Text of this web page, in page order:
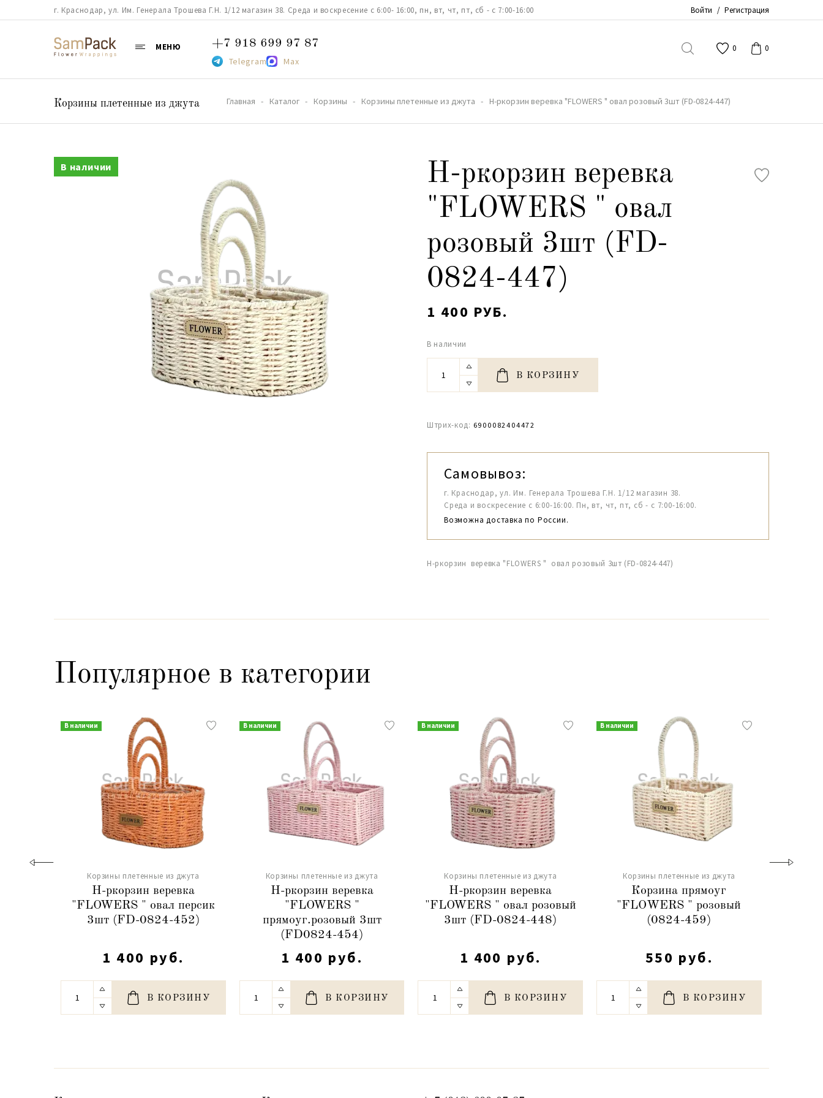
г. Краснодар, ул. Им. Генерала Трошева Г.Н. 1/12 магазин 38. Среда и воскресение с 6:00- 16:00, пн, вт, чт, пт, сб - с 7:00-16:00 Войти / Регистрация
МЕНЮ +7 918 699 97 87
Telegram Max
0 0
Корзины плетенные из джута Главная Каталог Корзины Корзины плетенные из джута Н-ркорзин веревка "FLOWERS " овал розовый 3шт (FD-0824-447)
В наличии
Н-ркорзин веревка
"FLOWERS " овал
розовый 3шт (FD-
0824-447)
1 400 РУБ.
В наличии
В КОРЗИНУ
Штрих-код: 6900082404472
Самовывоз:
г. Краснодар, ул. Им. Генерала Трошева Г.Н. 1/12 магазин 38.
Среда и воскресение с 6:00-16:00. Пн, вт, чт, пт, сб - с 7:00-16:00.
Возможна доставка по России.
Н-ркорзин веревка "FLOWERS " овал розовый 3шт (FD-0824-447)
Популярное в категории
В наличии
Корзины плетенные из джута
Н-ркорзин веревка
"FLOWERS " овал персик
3шт (FD-0824-452)
1 400 руб.
В КОРЗИНУ
В наличии
Корзины плетенные из джута
Н-ркорзин веревка
"FLOWERS "
прямоуг.розовый 3шт
(FD0824-454)
1 400 руб.
В КОРЗИНУ
В наличии
Корзины плетенные из джута
Н-ркорзин веревка
"FLOWERS " овал розовый
3шт (FD-0824-448)
1 400 руб.
В КОРЗИНУ
В наличии
Корзины плетенные из джута
Корзина прямоуг
"FLОWERS " розовый
(0824-459)
550 руб.
В КОРЗИНУ